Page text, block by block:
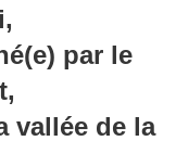
par le
vallée de la